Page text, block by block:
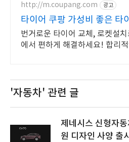
http://m.coupang.com 광고
타이어 쿠팡 가성비 좋은 타
비교
번거로운 타이어 교체, 로켓설치
에서 편하게 해결하세요! 합리
'자동차' 관련 글
제네시스 신형자
원 디자인 사양 출